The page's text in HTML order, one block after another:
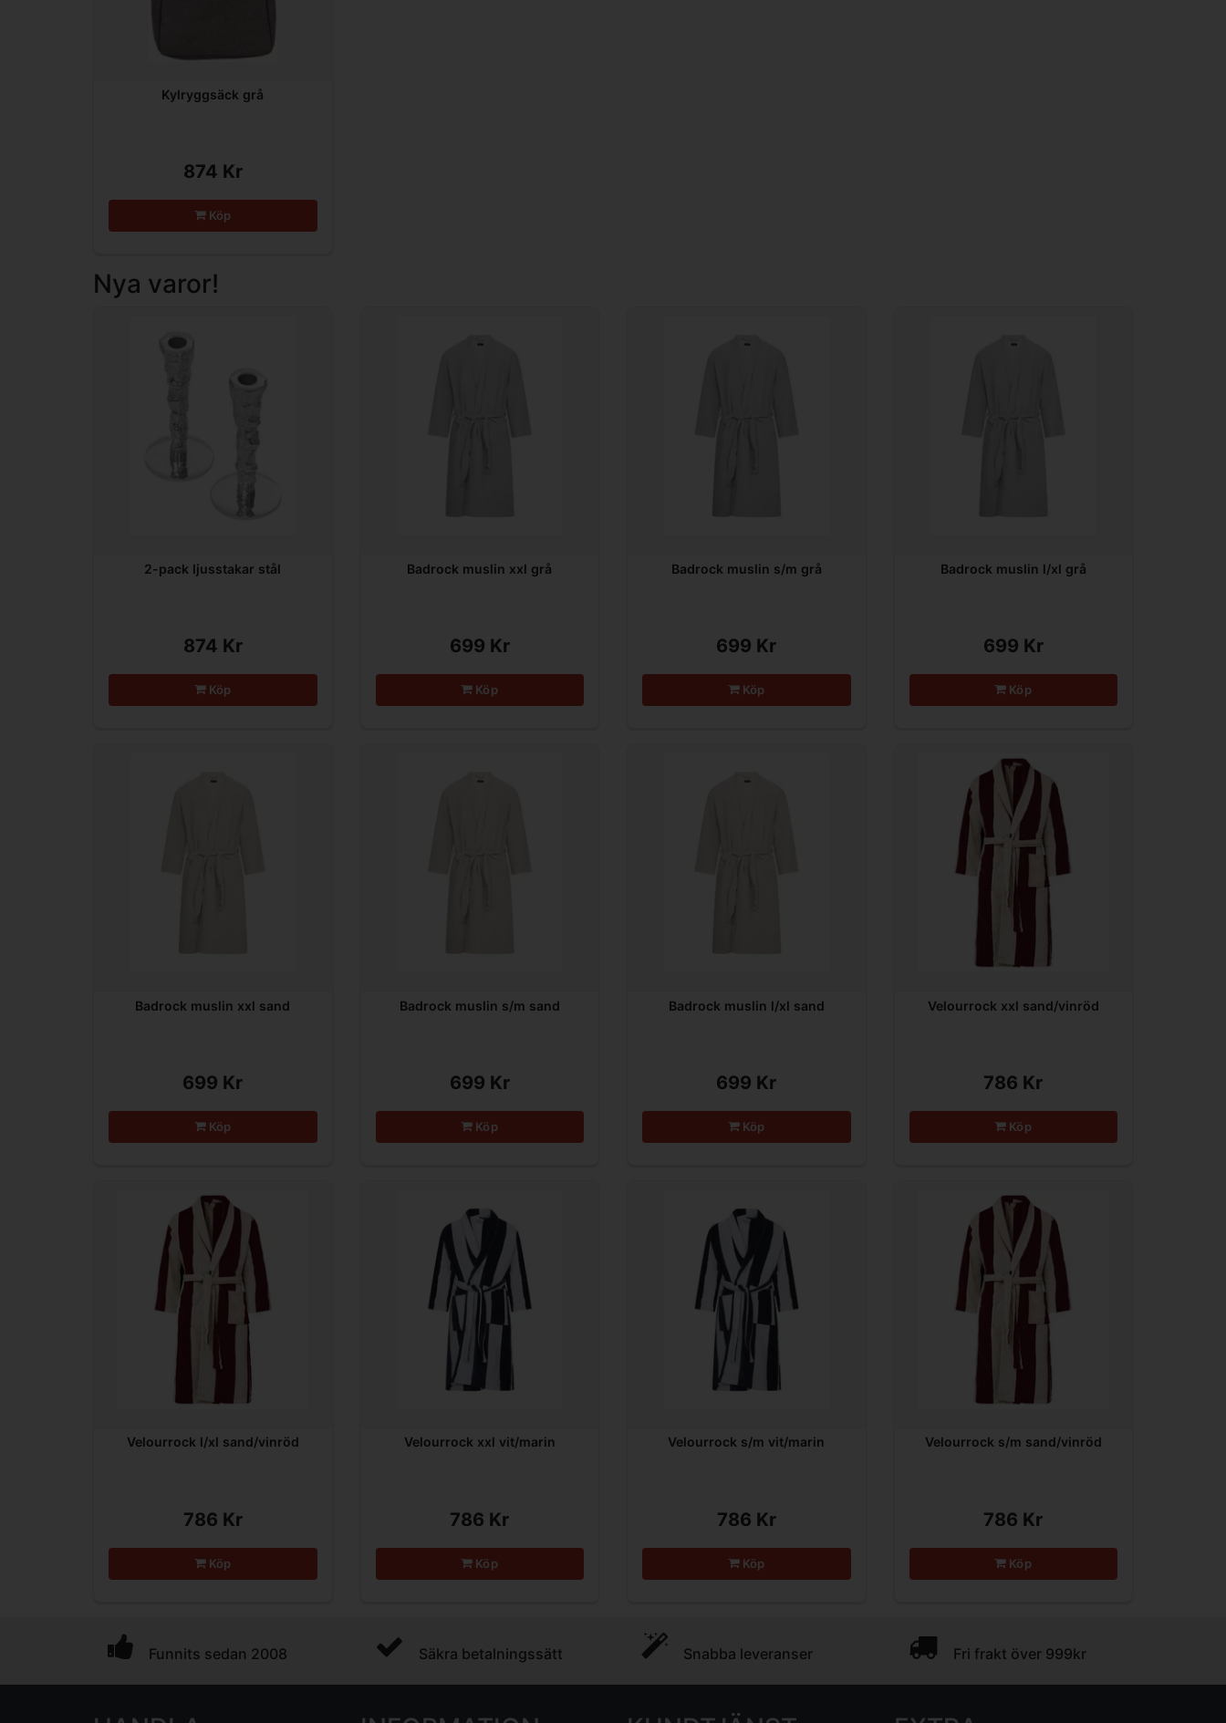
Kylryggsäck grå
874 Kr
Köp
Nya varor!
2-pack ljusstakar stål
874 Kr
Köp
Badrock muslin xxl grå
699 Kr
Köp
Badrock muslin s/m grå
699 Kr
Köp
Badrock muslin l/xl grå
699 Kr
Köp
Badrock muslin xxl sand
699 Kr
Köp
Badrock muslin s/m sand
699 Kr
Köp
Badrock muslin l/xl sand
699 Kr
Köp
Velourrock xxl sand/vinröd
786 Kr
Köp
Velourrock l/xl sand/vinröd
786 Kr
Köp
Velourrock xxl vit/marin
786 Kr
Köp
Velourrock s/m vit/marin
786 Kr
Köp
Velourrock s/m sand/vinröd
786 Kr
Köp
Funnits sedan 2008 Säkra betalningssätt Snabba leveranser Fri frakt över 999kr